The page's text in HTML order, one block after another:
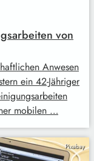
von
Anwesen
ein 42-Jähriger
mobilen …
Pixabay